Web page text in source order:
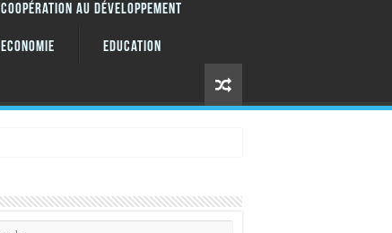
Coopération au Développement
Economie Education